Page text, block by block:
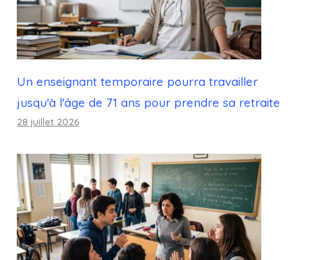
Un enseignant temporaire pourra travailler
jusqu'à l'âge de 71 ans pour prendre sa retraite
28 juillet 2026